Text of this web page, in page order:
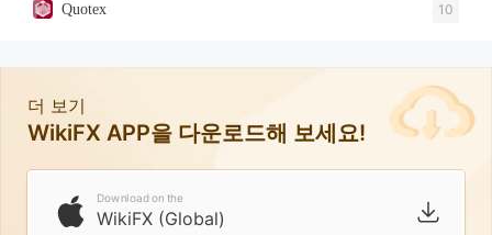
Quotex 10
더 보기
WikiFX APP을 다운로드해 보세요!
Download on the
WikiFX (Global)